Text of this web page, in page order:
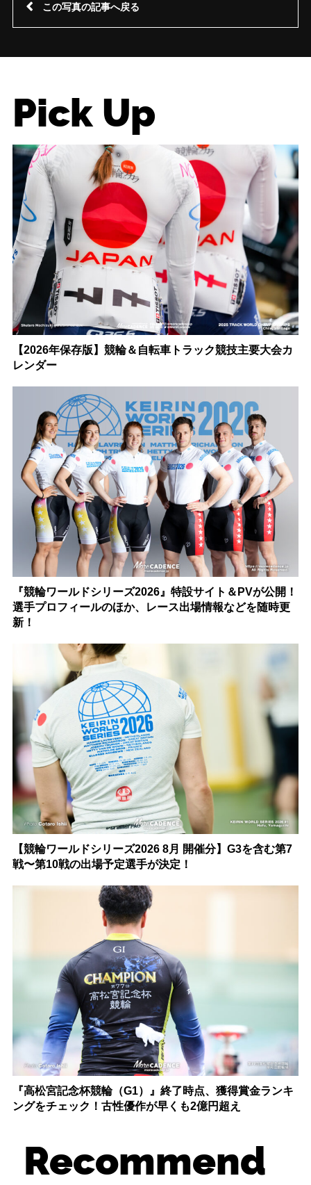
この写真の記事へ戻る
Pick Up
【2026年保存版】競輪＆自転車トラック競技主要大会カ
レンダー
『競輪ワールドシリーズ2026』特設サイト＆PVが公開！
選手プロフィールのほか、レース出場情報などを随時更
新！
【競輪ワールドシリーズ2026 8月 開催分】G3を含む第7
戦〜第10戦の出場予定選手が決定！
『高松宮記念杯競輪（G1）』終了時点、獲得賞金ランキ
ングをチェック！古性優作が早くも2億円超え
Recommend